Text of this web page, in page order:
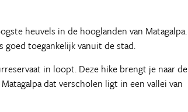
heuvels in de hooglanden van Matagalpa.
toegankelijk vanuit de stad.
in loopt. Deze hike brengt je naar de
dat verscholen ligt in een vallei van